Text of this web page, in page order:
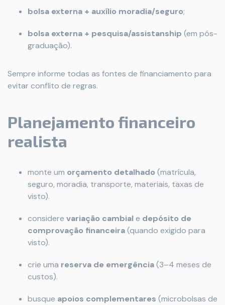
bolsa externa + auxílio moradia/seguro;
bolsa externa + pesquisa/assistanship (em pós-
graduação).
Sempre informe todas as fontes de financiamento para
evitar conflito de regras.
Planejamento financeiro
realista
monte um orçamento detalhado (matrícula,
seguro, moradia, transporte, materiais, taxas de
visto).
considere variação cambial e depósito de
comprovação financeira(quando exigido para
visto).
crie uma reserva de emergência(3–4 meses de
custos).
busque apoios complementares (microbolsas de